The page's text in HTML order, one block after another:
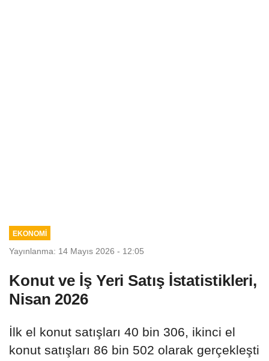
EKONOMİ
Yayınlanma: 14 Mayıs 2026 - 12:05
Konut ve İş Yeri Satış İstatistikleri,
Nisan 2026
İlk el konut satışları 40 bin 306, ikinci el
konut satışları 86 bin 502 olarak gerçekleşti